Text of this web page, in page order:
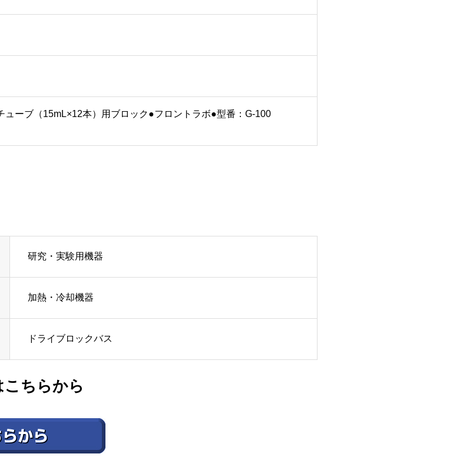
ューブ（15mL×12本）用ブロック●フロントラボ●型番：G-100
研究・実験用機器
加熱・冷却機器
ドライブロックバス
ちらから